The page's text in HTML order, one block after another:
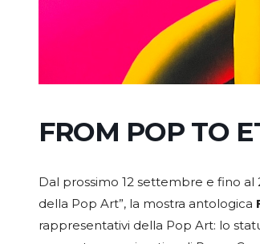
FROM POP TO
Dal prossimo 12 settembre e fino al
della Pop Art”, la mostra antologica
rappresentativi della Pop Art: lo